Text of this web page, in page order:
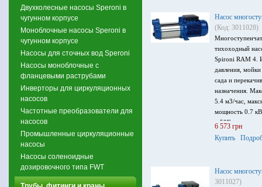
Двухколесные насосы Speroni в
чугунном корпусе
Моноблочные насосы Speroni в
чугунном корпусе
Насосы для сточных вод Speroni
Насосы моноблочные с
фланцевыми раструбами
Инверторы для циркуляционных
насосов
Частотные преобразователи для
насосов
Промышленные циркуляционные
насосы
Насосы соленоидные
дозировочного типа FWT
Насос
(Код: 3011028)
тихоходный
Spironi RAM 4.
давления,
сада и
назначения.
5.4 м3/час,
мощность 0.7
– 50Гц.
6 573 грн
Купить
Насос
3011027)